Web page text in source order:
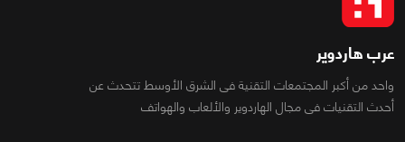
عرب هاردوير
واحد من أكبر المجتمعات التقنية فى الشرق الأوسط تتحدث عن
أحدث التقنيات فى مجال الهاردوير والألعاب والهواتف